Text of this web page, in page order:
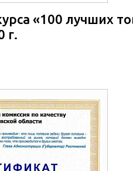
«100 лучших
г.